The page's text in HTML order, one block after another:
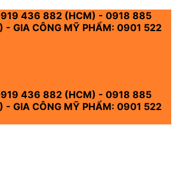
436 882 (HCM) - 0918 885
- GIA CÔNG MỸ PHẨM: 0901 522
436 882 (HCM) - 0918 885
- GIA CÔNG MỸ PHẨM: 0901 522